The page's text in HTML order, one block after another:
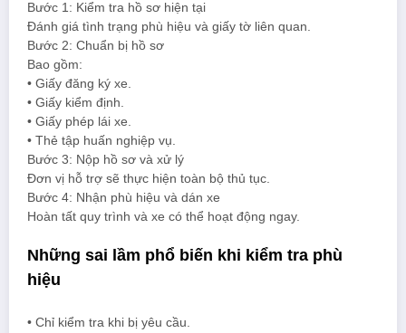
Bước 1: Kiểm tra hồ sơ hiện tại
Đánh giá tình trạng phù hiệu và giấy tờ liên quan.
Bước 2: Chuẩn bị hồ sơ
Bao gồm:
• Giấy đăng ký xe.
• Giấy kiểm định.
• Giấy phép lái xe.
• Thẻ tập huấn nghiệp vụ.
Bước 3: Nộp hồ sơ và xử lý
Đơn vị hỗ trợ sẽ thực hiện toàn bộ thủ tục.
Bước 4: Nhận phù hiệu và dán xe
Hoàn tất quy trình và xe có thể hoạt động ngay.
Những sai lầm phổ biến khi kiểm tra phù
hiệu
• Chỉ kiểm tra khi bị yêu cầu.